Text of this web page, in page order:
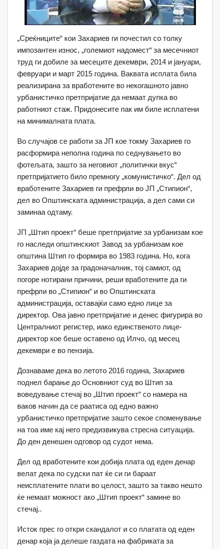
„Среќниците“ кои Захариев ги почестил со толку
импозантен износ, „големиот надомест“ за месечниот
труд ги добиле за месеците декември, 2014 и јануари,
февруари и март 2015 година. Ваквата исплата била
реализирана за вработените во некогашното јавно
урбанистичко претпријатие да немаат дупка во
работниот стаж. Придонесите пак им биле исплатени
на минималната плата.
Во случајов се работи за ЈП кое токму Захариев го
расформира неполна година по седнувањето во
фотељата, зашто за неговиот „политички вкус“
претпријатието било премногу „комунистичко“. Дел од
вработените Захариев ги префрли во ЈП „Стипион“,
дел во Општинската администрација, а дел сами си
заминаа одтаму.
ЈП „Штип проект“ беше претпријатие за урбанизам кое
го наследи општинскиот Завод за урбанизам кое
општина Штип го формира во 1983 година. Но, кога
Захариев дојде за градоначалник, тој самиот, од
погоре нотирани причини, реши вработените да ги
префрли во „Стипион“ и во Општинската
администрација, оставајќи само едно лице за
директор. Ова јавно претпријатие и денес фигурира во
Централниот регистер, иако единственото лице-
директор кое беше оставено од Илчо, од месец
декември е во пензија.
Дознаваме дека во летото 2016 година, Захариев
поднел барање до Основниот суд во Штип за
воведување стечај во „Штип проект“ со намера на
ваков начин да се раатиса од едно важно
урбанистичко претпријатие зашто секое споменување
на тоа име кај него предизвикува стресна ситуација.
До ден денешен одговор од судот нема.
Дел од вработените кои добија плата од еден денар
велат дека по судски пат ќе си ги бараат
неисплатените плати во целост, зашто за такво нешто
ќе немаат можност ако „Штип проект“ замине во
стечај..
Исток прес го откри скандалот и со платата од еден
денар која ја делеше газдата на фабриката за